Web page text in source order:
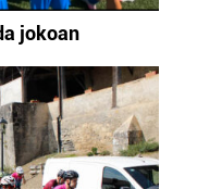
jokoan